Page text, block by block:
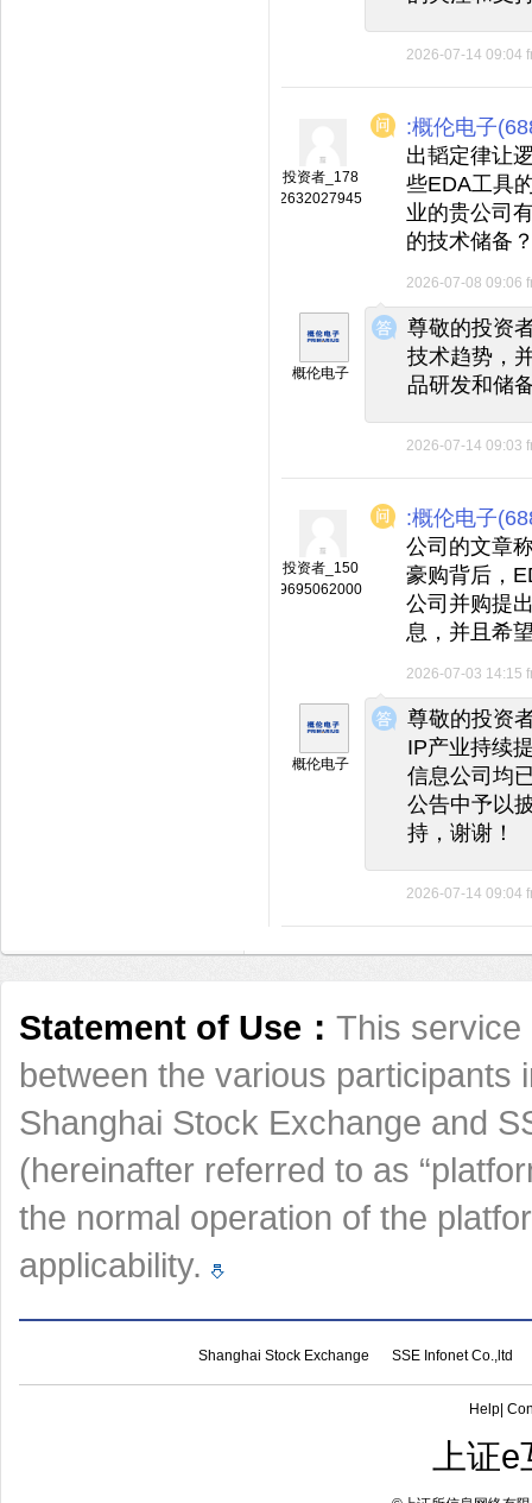
2026-07-14 09:04
投资者_178
2632027945
:概伦电子
出韬定律让
些EDA工具
业的贵公司
的技术储备
2026-07-08 09:06
◆
◆
概伦电子
尊敬的投资
技术趋势，
品研发和储
2026-07-14 09:03
投资者_150
9695062000
:概伦电子
公司的文章
豪购背后，
公司并购提
息，并且希
2026-07-03 14:15
◆
◆
概伦电子
尊敬的投资
IP产业持续
信息公司均
公告中予以
持，谢谢！
2026-07-14 09:04
Statement of Use： This service
between the various participants
Shanghai Stock Exchange and
(hereinafter referred to as
the normal operation of the
applicability.
Shanghai Stock Exchange SSE Infonet Co.,ltd
Help
上证